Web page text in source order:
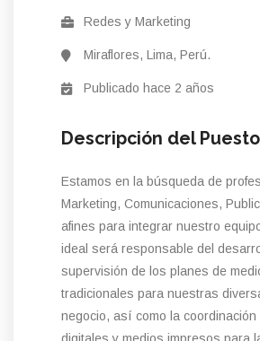
Redes y Marketing
Miraflores, Lima, Perú.
Publicado hace 2 años
Descripción del
Estamos en la búsqueda de
Marketing, Comunicaciones,
afines para integrar nuestro
ideal será responsable del
supervisión de los planes de
tradicionales para nuestras
negocio, así como la coordinación